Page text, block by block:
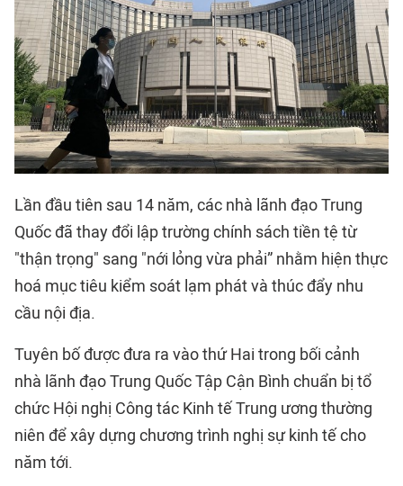
Lần đầu tiên sau 14 năm, các nhà lãnh đạo Trung
Quốc đã thay đổi lập trường chính sách tiền tệ từ
"thận trọng" sang "nới lỏng vừa phải” nhằm hiện thực
hoá mục tiêu kiểm soát lạm phát và thúc đẩy nhu
cầu nội địa.
Tuyên bố được đưa ra vào thứ Hai trong bối cảnh
nhà lãnh đạo Trung Quốc Tập Cận Bình chuẩn bị tổ
chức Hội nghị Công tác Kinh tế Trung ương thường
niên để xây dựng chương trình nghị sự kinh tế cho
năm tới.